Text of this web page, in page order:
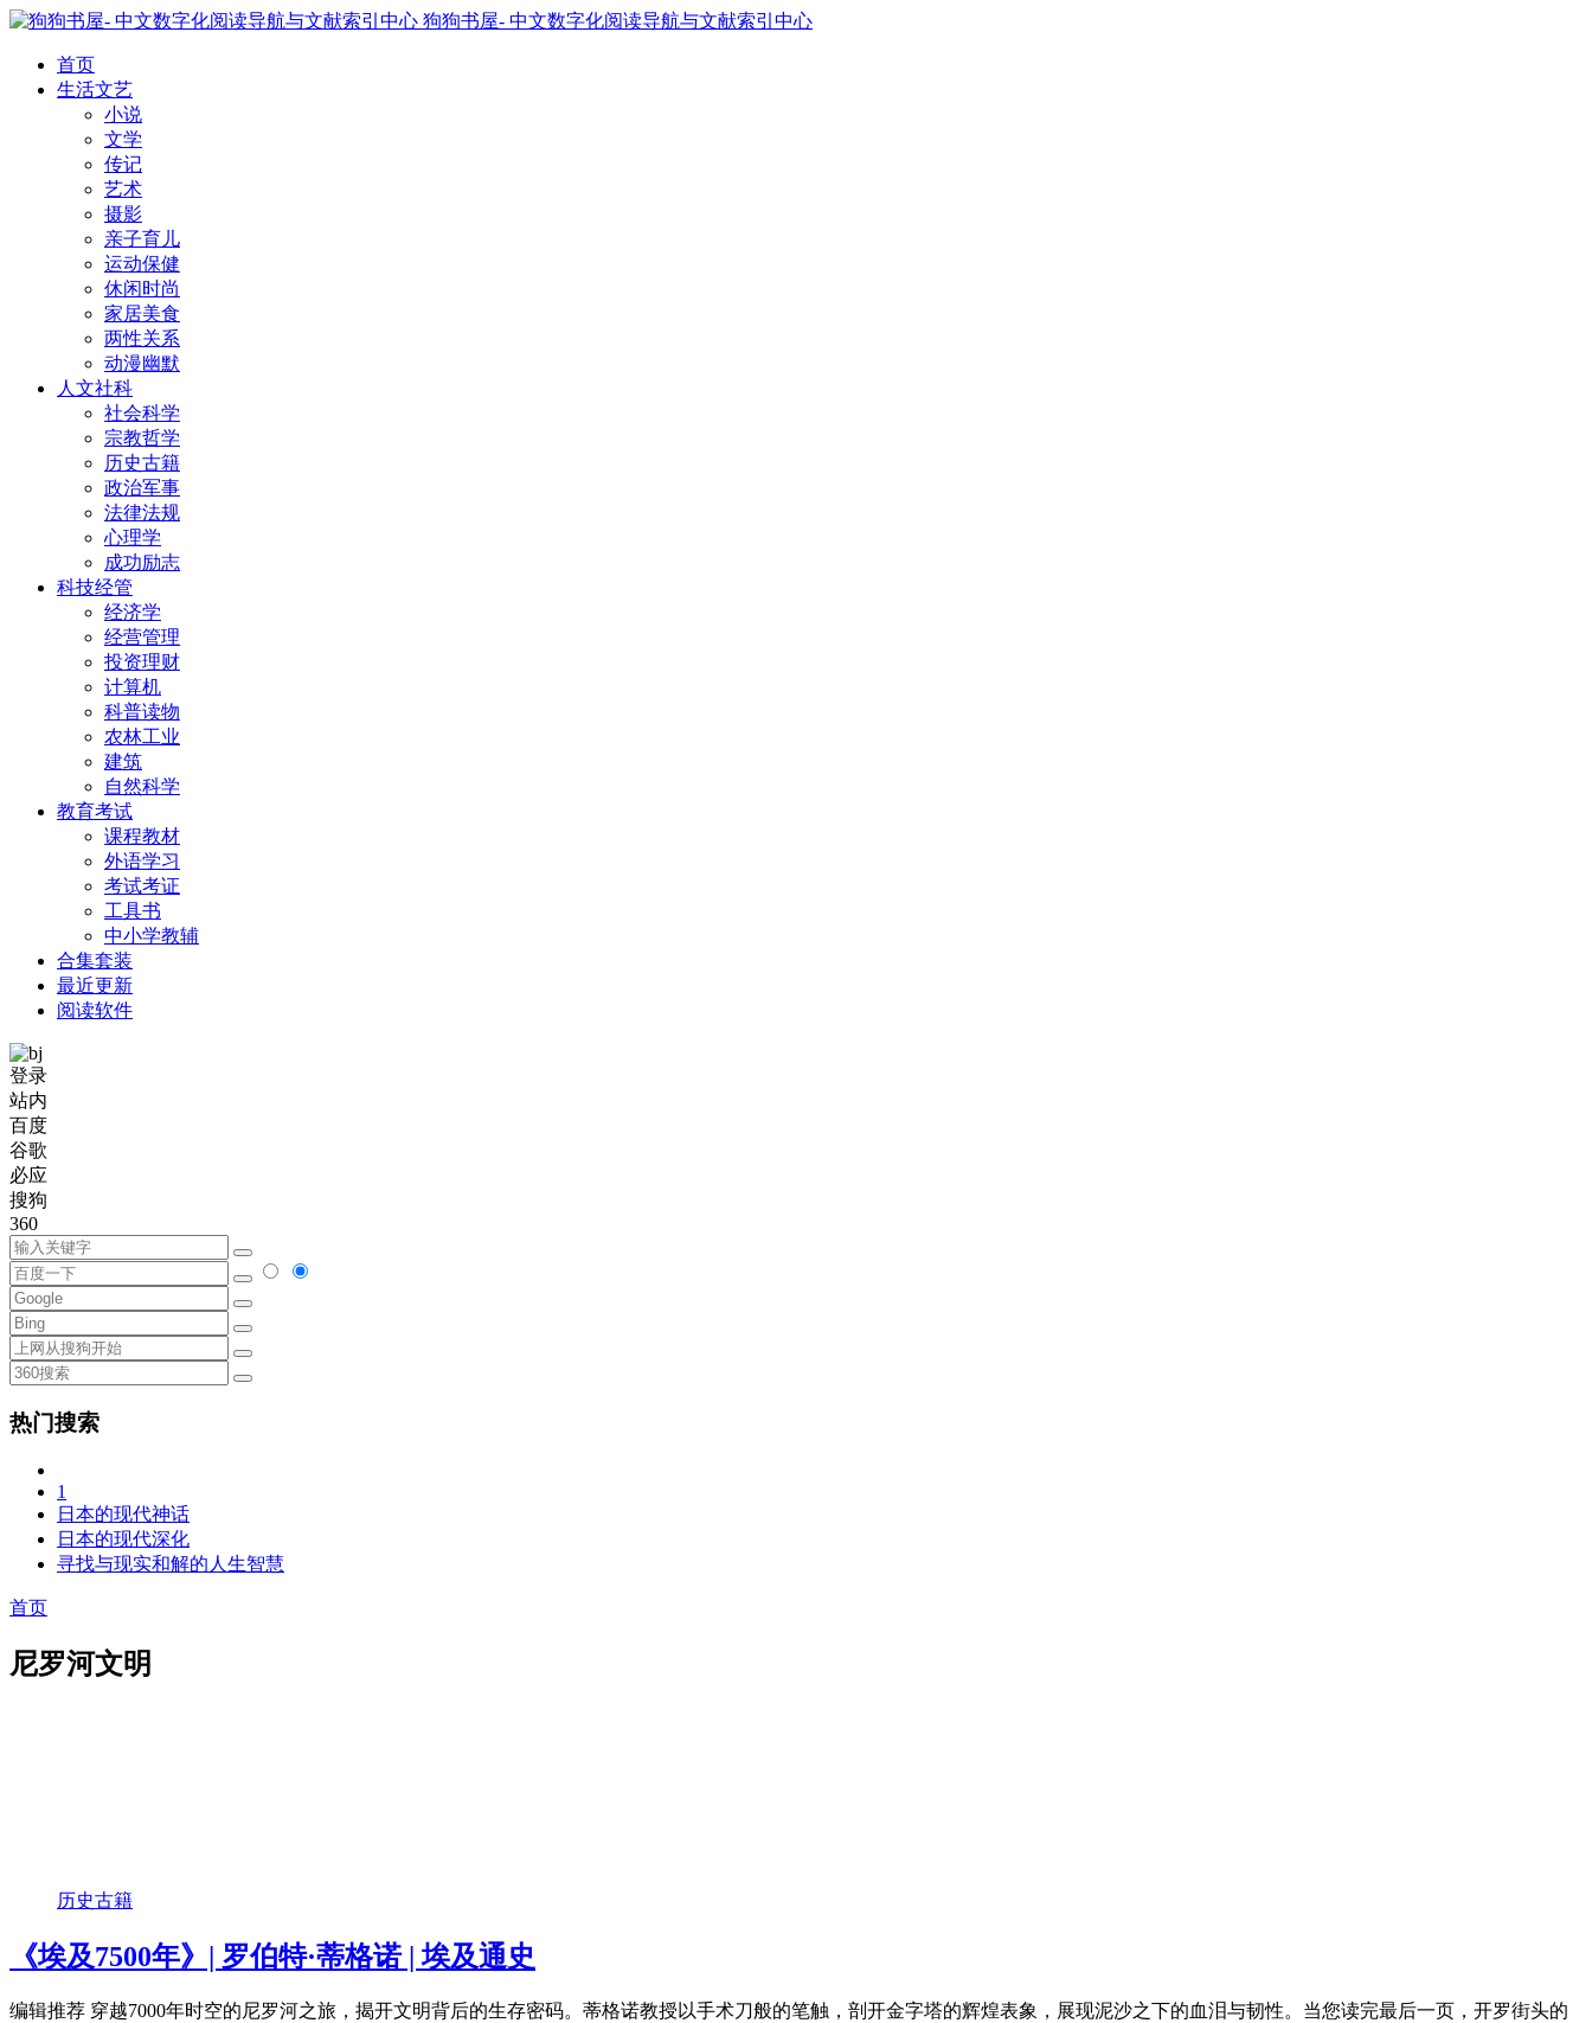
狗狗书屋- 中文数字化阅读导航与文献索引中心
首页
生活文艺
小说
文学
传记
艺术
摄影
亲子育儿
运动保健
休闲时尚
家居美食
两性关系
动漫幽默
人文社科
社会科学
宗教哲学
历史古籍
政治军事
法律法规
心理学
成功励志
科技经管
经济学
经营管理
投资理财
计算机
科普读物
农林工业
建筑
自然科学
教育考试
课程教材
外语学习
考试考证
工具书
中小学教辅
合集套装
最近更新
阅读软件
登录
站内
百度
谷歌
必应
搜狗
360
热门搜索
1
日本的现代神话
日本的现代深化
寻找与现实和解的人生智慧
首页
尼罗河文明
历史古籍
《埃及7500年》| 罗伯特·蒂格诺 | 埃及通史
编辑推荐 穿越7000年时空的尼罗河之旅，揭开文明背后的生存密码。蒂格诺教授以手术刀般的笔触，剖开金字塔的辉煌表象，展现泥沙之下的血泪与韧性。当您读完最后一页，开罗街头的